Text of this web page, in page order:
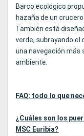
Barco ecológico
hazaña de un
También está
verde, subrayando el
una navegación más
ambiente.
FAQ: todo lo que
¿Cuáles son los
MSC Euribia?